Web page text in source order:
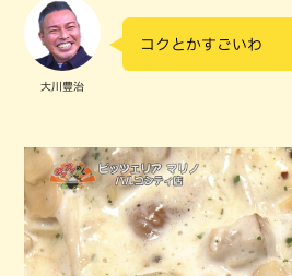
大川豊治
コクとかすごいわ